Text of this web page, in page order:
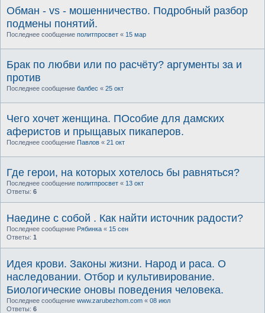
Обман - vs - мошенничество. Подробный разбор
подмены понятий.
Последнее сообщение политпросвет « 15 мар
Брак по любви или по расчёту? аргументы за и
против
Последнее сообщение балбес « 25 окт
Чего хочет женщина. ПОсобие для дамских
аферистов и прыщавых пикаперов.
Последнее сообщение Павлов « 21 окт
Где герои, на которых хотелось бы равняться?
Последнее сообщение политпросвет « 13 окт
Ответы: 6
Наедине с собой . Как найти источник радости?
Последнее сообщение Рябинка « 15 сен
Ответы: 1
Идея крови. Законы жизни. Народ и раса. О
наследовании. Отбор и культивирование.
Биологические оновы поведения человека.
Последнее сообщение www.zarubezhom.com « 08 июл
Ответы: 6